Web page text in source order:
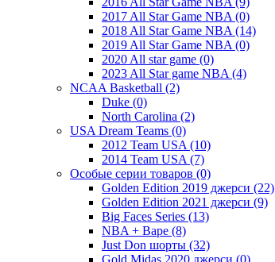
2017 All Star Game NBA (0)
2018 All Star Game NBA (14)
2019 All Star Game NBA (0)
2020 All star game (0)
2023 All Star game NBA (4)
NCAA Basketball (2)
Duke (0)
North Carolina (2)
USA Dream Teams (0)
2012 Team USA (10)
2014 Team USA (7)
Особые серии товаров (0)
Golden Edition 2019 джерси (22)
Golden Edition 2021 джерси (9)
Big Faces Series (13)
NBA + Bape (8)
Just Don шорты (32)
Gold Midas 2020 джерси (0)